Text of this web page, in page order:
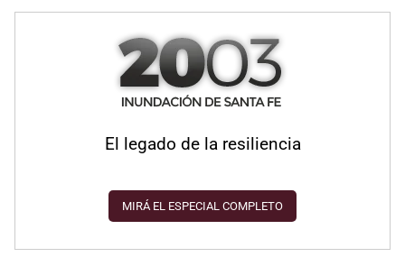
El legado de la resiliencia
MIRÁ EL ESPECIAL COMPLETO